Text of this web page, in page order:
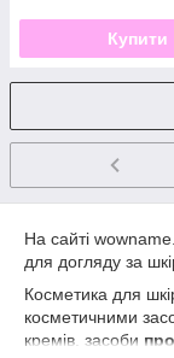
Купити
На сайті
для догляду за
Косметика для
косметичними
кремів, засоби